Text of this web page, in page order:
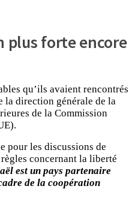
plus forte encore
qu’ils avaient rencontrés
la direction générale de la
de la Commission
pour les discussions de
concernant la liberté
est un pays partenaire
de la coopération